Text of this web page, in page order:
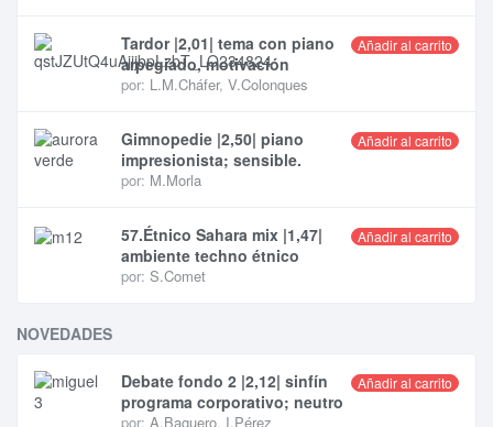
Añadir al carrito
Tardor |2,01| tema con piano
arpegiado, motivación
por: L.M.Cháfer, V.Colonques
Añadir al carrito
Gimnopedie |2,50| piano
impresionista; sensible.
por: M.Morla
Añadir al carrito
57.Étnico Sahara mix |1,47|
ambiente techno étnico
por: S.Comet
NOVEDADES
Añadir al carrito
Debate fondo 2 |2,12| sinfín
programa corporativo; neutro
por: A.Baquero, I.Pérez